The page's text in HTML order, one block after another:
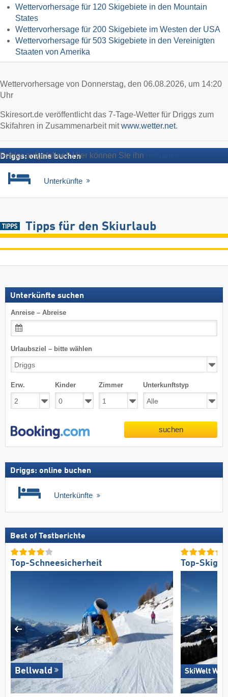
Wettervorhersage für 120 Skigebiete in den Mountain
States
Wettervorhersage für 200 Skigebiete im Westen der USA
Wettervorhersage für 503 Skigebiete in den Vereinigten
Staaten von Amerika
Wettervorhersage von Donnerstag, den 06.08.2026, um 14:20
Uhr
Skiresort.de veröffentlicht das 7-Tage-Wetter für Driggs zum
Skifahren in Zusammenarbeit mitwww.wetter.net.
Fehler aufgefallen? Hier können Sie ihn
Driggs: online buchen
Unterkünfte
Tipps für den Skiurlaub
Unterkünfte suchen
Anreise – Abreise
Urlaubsziel – bitte wählen
Erw. Kinder Zimmer Unterkunftstyp
suchen
Driggs: online buchen
Unterkünfte
Best of Testberichte
Top-Schneesicherheit
Bellwald
Top-
SkiWelt